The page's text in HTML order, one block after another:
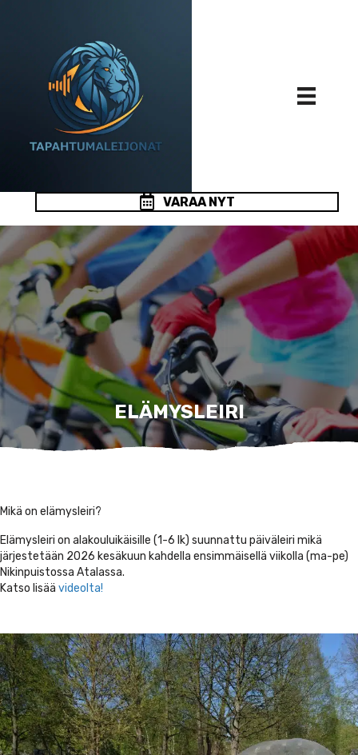
VARAA NYT
ELÄMYSLEIRI
Mikä on elämysleiri?
Elämysleiri on alakouluikäisille (1-6 lk) suunnattu päiväleiri mikä
järjestetään 2026 kesäkuun kahdella ensimmäisellä viikolla (ma-pe)
Nikinpuistossa Atalassa.
Katso lisää videolta!